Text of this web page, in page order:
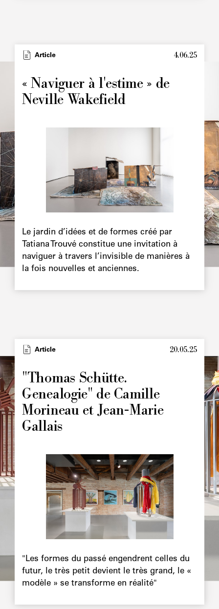
TypeArticle 4.06.25
« Naviguer à l'estime » de
Neville Wakefield
Le jardin d’idées et de formes créé par
Tatiana Trouvé constitue une invitation à
naviguer à travers l’invisible de manières à
la fois nouvelles et anciennes.
TypeArticle 20.05.25
"Thomas Schütte.
Genealogie" de Camille
Morineau et Jean-Marie
Gallais
principale
Image
principale
"Les formes du passé engendrent celles du
futur, le très petit devient le très grand, le «
modèle » se transforme en réalité"